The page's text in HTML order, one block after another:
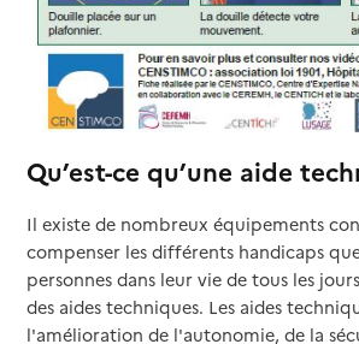
Qu’est-ce qu’une aide
Il existe de nombreux équipements
compenser les différents handicaps
personnes dans leur vie de tous les
des aides techniques. Les aides
l'amélioration de l'autonomie, de la